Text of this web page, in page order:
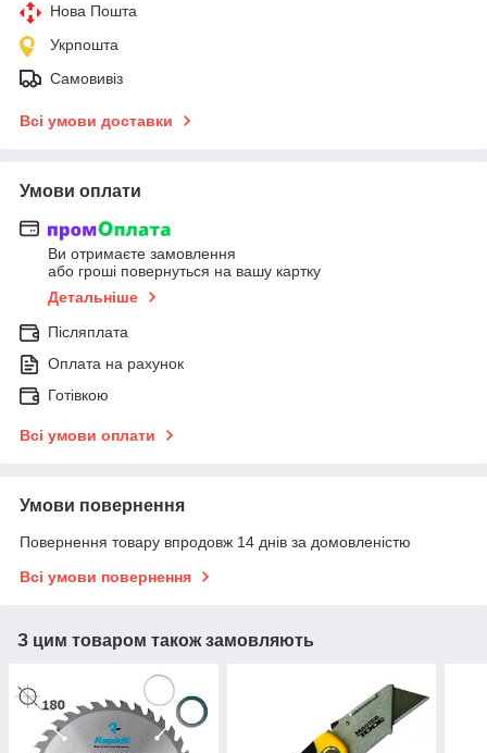
Нова Пошта
Укрпошта
Самовивіз
Всі умови доставки
Умови оплати
Ви отримаєте замовлення
або гроші повернуться на вашу картку
Детальніше
Післяплата
Оплата на рахунок
Готівкою
Всі умови оплати
Умови повернення
Повернення товару впродовж 14 днів за домовленістю
Всі умови повернення
З цим товаром також замовляють